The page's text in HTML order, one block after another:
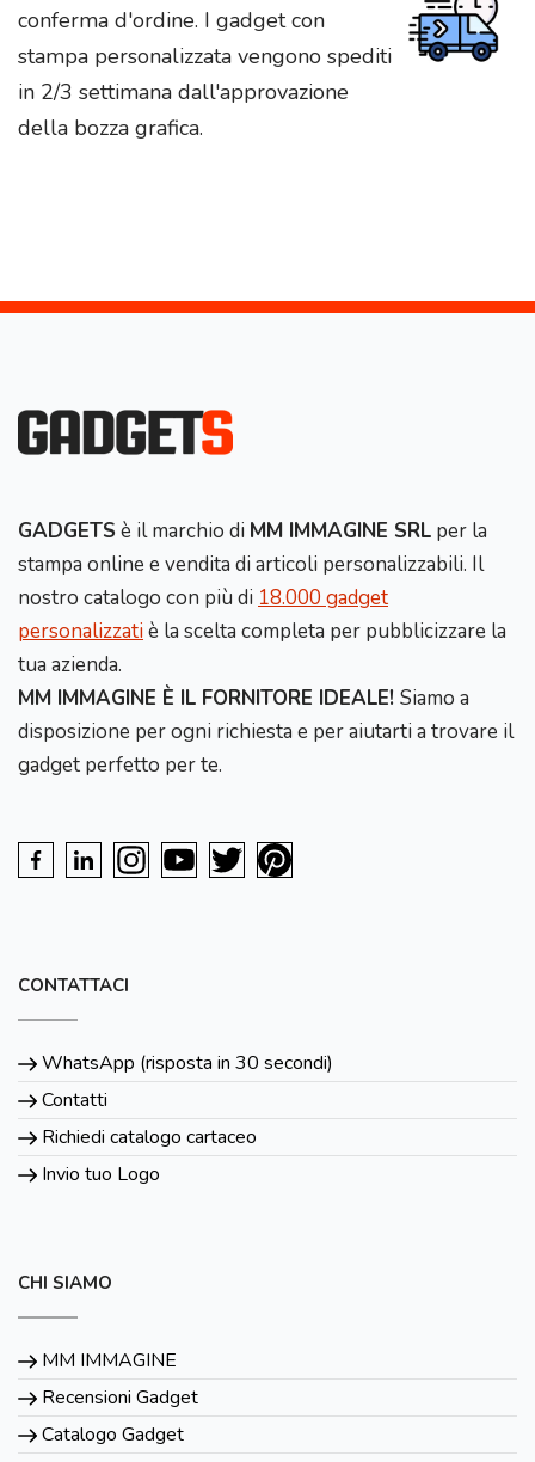
conferma d'ordine. I gadget con
stampa personalizzata vengono spediti
in 2/3 settimana dall'approvazione
della bozza grafica.
GADGETS è il marchio di MM IMMAGINE SRL per la
stampa online e vendita di articoli personalizzabili. Il
nostro catalogo con più di 18.000 gadget
personalizzatiè la scelta completa per pubblicizzare la
tua azienda.
MM IMMAGINE È IL FORNITORE IDEALE! Siamo a
disposizione per ogni richiesta e per aiutarti a trovare il
gadget perfetto per te.
CONTATTACI
WhatsApp (risposta in 30 secondi)
Contatti
Richiedi catalogo cartaceo
Invio tuo Logo
CHI SIAMO
MM IMMAGINE
Recensioni Gadget
Catalogo Gadget